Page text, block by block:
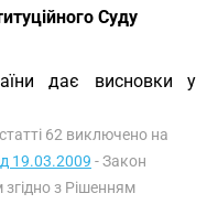
Суду
дає висновки у
62 виключено на
19.03.2009 - Закон
з Рішенням